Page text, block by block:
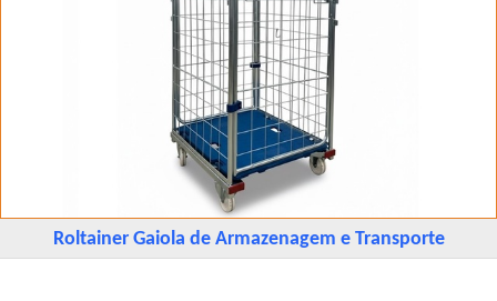
Roltainer Gaiola de Armazenagem e Transporte